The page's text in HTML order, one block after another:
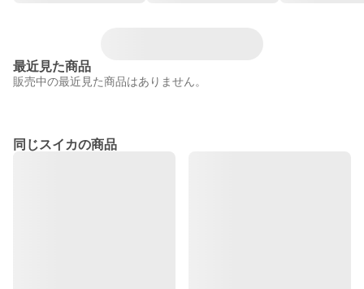
最近見た商品
販売中の最近見た商品はありません。
同じスイカの商品